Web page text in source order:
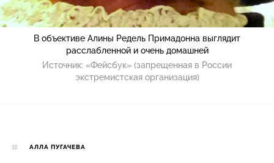
В объективе Алины Редель Примадонна выглядит
расслабленной и очень домашней
Источник: «Фейсбук» (запрещенная в России
экстремистская организация)
АЛЛА ПУГАЧЕВА